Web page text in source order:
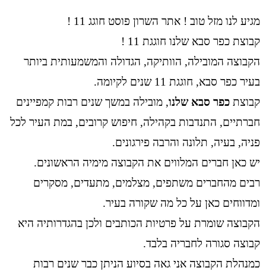
מגיע לנו מזל טוב ! אתר השרון פוסט חוגג 11 !
קבוצת כפר סבא שלנו חוגגת 11 !
הקבוצה המובילה, הוותיקה, הגדולה והמשמעותית ביותר
בעיר כפר סבא, חוגגת 11 שנים לקיומה.
קבוצת כפר סבא שלנו, מובילה במשך שנים רבות קמפיינים
חברתיים, התנדבות בקהילה, חיפוש קרובים, במת העיר לכל
פניה, בעיה, תלונה והרבה פירגונים.
יש כאן חברים המלווים את הקבוצה מימיה הראשונים.
רבים מהחברים משתפים, מצלמים, מתעדים, מסקרים
ומדווחים כאן על כל מה שקורה בעיר.
הקבוצה שומרת על פרטיות הכותבים ולכן בהגדרותיה היא
קבוצה סגורה לחבריה בלבד.
כמנהלת הקבוצה אני גאה בסיוע הניתן כבר שנים רבות